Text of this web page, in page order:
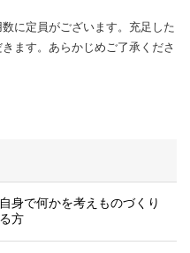
に定員がございます。充足した
ます。あらかじめご了承くださ
身で何かを考えものづくり
方